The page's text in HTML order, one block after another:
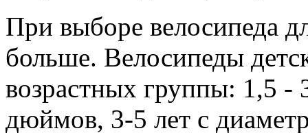
При выборе велосипеда
больше. Велосипеды
возрастных группы: 1,5 -
дюймов, 3-5 лет с